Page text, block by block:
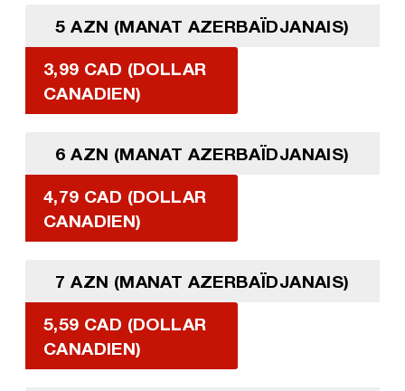
5 AZN (MANAT AZERBAÏDJANAIS)
3,99 CAD (DOLLAR
CANADIEN)
6 AZN (MANAT AZERBAÏDJANAIS)
4,79 CAD (DOLLAR
CANADIEN)
7 AZN (MANAT AZERBAÏDJANAIS)
5,59 CAD (DOLLAR
CANADIEN)